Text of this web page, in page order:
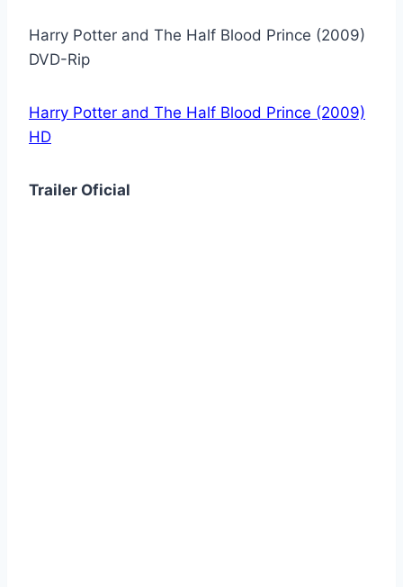
Harry Potter and The Half Blood Prince (2009)
DVD-Rip
Harry Potter and The Half Blood Prince (2009)
HD
Trailer Oficial